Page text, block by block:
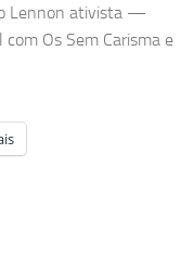
Lennon ativista —
Os Sem Carisma e